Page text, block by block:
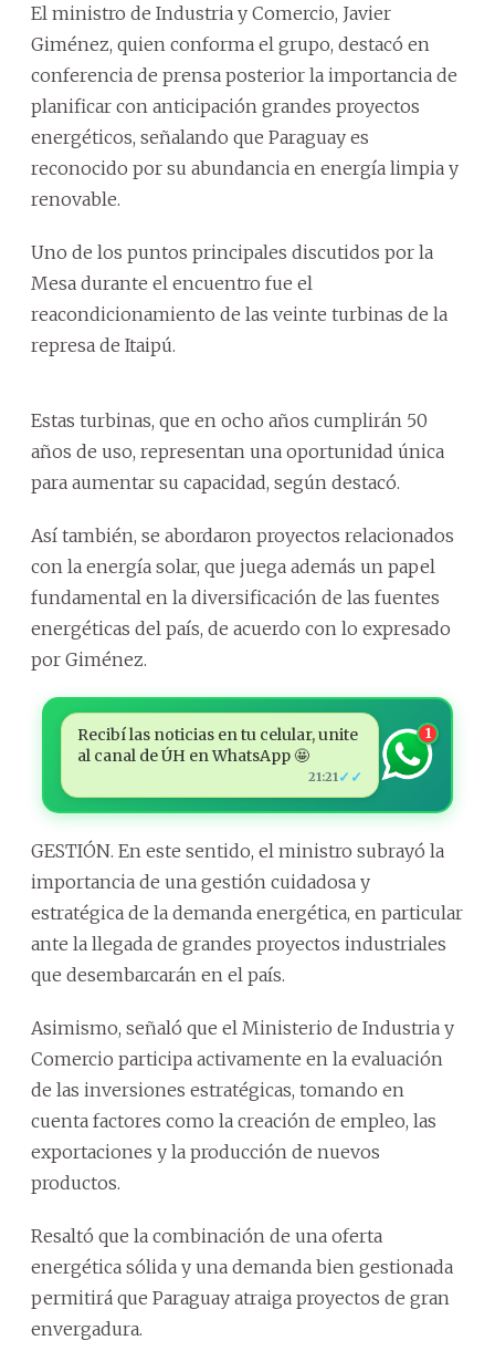
El ministro de Industria y Comercio, Javier
Giménez, quien conforma el grupo, destacó en
conferencia de prensa posterior la importancia de
planificar con anticipación grandes proyectos
energéticos, señalando que Paraguay es
reconocido por su abundancia en energía limpia y
renovable.
Uno de los puntos principales discutidos por la
Mesa durante el encuentro fue el
reacondicionamiento de las veinte turbinas de la
represa de Itaipú.
Estas turbinas, que en ocho años cumplirán 50
años de uso, representan una oportunidad única
para aumentar su capacidad, según destacó.
Así también, se abordaron proyectos relacionados
con la energía solar, que juega además un papel
fundamental en la diversificación de las fuentes
energéticas del país, de acuerdo con lo expresado
por Giménez.
Recibí las noticias en tu celular, unite
al canal de ÚH en WhatsApp 🤩
21:21 ✓✓
1
GESTIÓN. En este sentido, el ministro subrayó la
importancia de una gestión cuidadosa y
estratégica de la demanda energética, en particular
ante la llegada de grandes proyectos industriales
que desembarcarán en el país.
Asimismo, señaló que el Ministerio de Industria y
Comercio participa activamente en la evaluación
de las inversiones estratégicas, tomando en
cuenta factores como la creación de empleo, las
exportaciones y la producción de nuevos
productos.
Resaltó que la combinación de una oferta
energética sólida y una demanda bien gestionada
permitirá que Paraguay atraiga proyectos de gran
envergadura.